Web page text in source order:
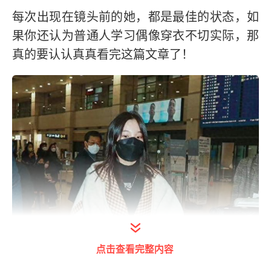
每次出现在镜头前的她，都是最佳的状态，如
果你还认为普通人学习偶像穿衣不切实际，那
真的要认认真真看完这篇文章了！
点击查看完整内容